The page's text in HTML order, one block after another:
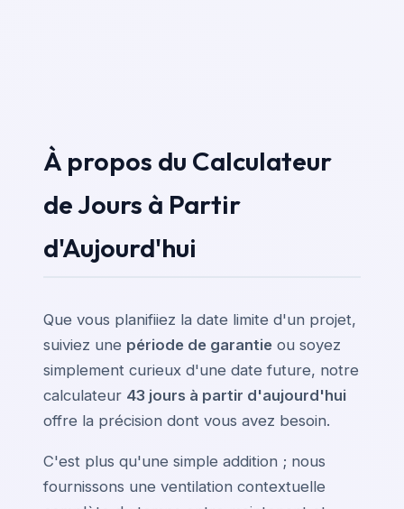
À propos du Calculateur
de Jours à Partir
d'Aujourd'hui
Que vous planifiiez la date limite d'un projet,
suiviez une période de garantie ou soyez
simplement curieux d'une date future, notre
calculateur 43 jours à partir d'aujourd'hui
offre la précision dont vous avez besoin.
C'est plus qu'une simple addition ; nous
fournissons une ventilation contextuelle